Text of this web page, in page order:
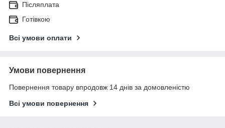
Післяплата
Готівкою
Всі умови оплати
Умови повернення
Повернення товару впродовж 14 днів за домовленістю
Всі умови повернення